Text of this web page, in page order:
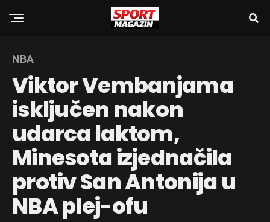
NBA
Viktor Vembanjama
isključen nakon
udarca laktom,
Minesota izjednačila
protiv San Antonija u
NBA plej-ofu